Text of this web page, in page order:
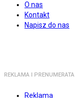
O nas
Kontakt
Napisz do nas
REKLAMA I PRENUMERATA
Reklama